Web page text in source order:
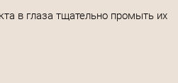
в глаза тщательно промыть их